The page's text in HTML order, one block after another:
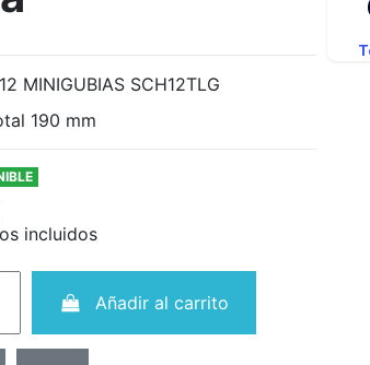
MINIGUBIAS SCH12TLG
190 mm
incluidos
Añadir al carrito